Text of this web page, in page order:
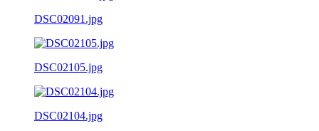
DSC02091.jpg
DSC02105.jpg
DSC02104.jpg